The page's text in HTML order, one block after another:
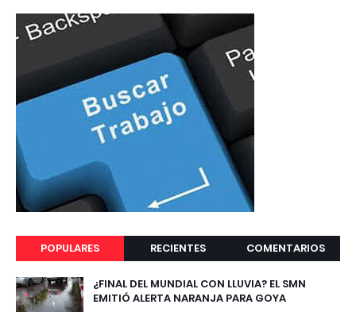
POPULARES RECIENTES COMENTARIOS
¿FINAL DEL MUNDIAL CON LLUVIA? EL SMN
EMITIÓ ALERTA NARANJA PARA GOYA